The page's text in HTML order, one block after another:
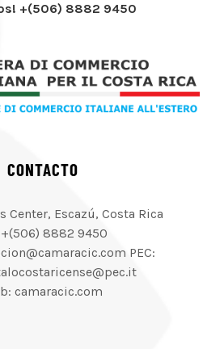
+(506) 8882 9450
CONTACTO
Center, Escazú, Costa Rica
+(506) 8882 9450
PEC:
camaracic.com